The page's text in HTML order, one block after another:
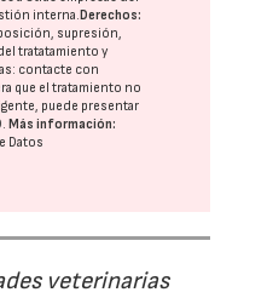
interna. Derechos:
supresión,
tratatamiento y
contacte con
que el tratamiento no
puede presentar
. Más información:
Datos
veterinarias